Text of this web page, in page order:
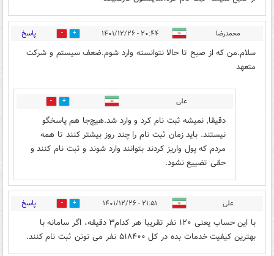
محمدرضا ۲۰:۴۴ - ۱۴۰۱/۱۲/۲۶ 10 پاسخ
سلام.من که از صبح تا حالا نتوانسته وارد شوم.ضعف سیستم و شرکت
متعهد
علی 9
دقیقا, نمیشه ثبت نام کرد و وارد شد.هیچ‌جا هم پاسخگو
نیستند. باید زمان ثبت نام را چند روز بیشتر کنند تا همه
مردم که پول واریز کردند بتوانند وارد شوند و ثبت نام کنند و
حقی تضییع نشود.
علی ۲۱:۵۱ - ۱۴۰۱/۱۲/۲۶ 1 پاسخ
با این حساب یعنی ۱۲۰ نفر تقریبا هر کدام۳ دقیقه، اگر سامانه با
بهترین کیفیت خدمات بده در کل ۵۱۸۴۰۰ نفر می تونن ثبت نام کنند.